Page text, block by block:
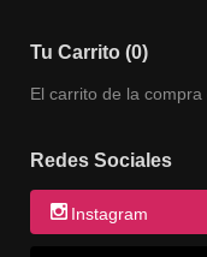
Tu Carrito (0)
El carrito de la compra
Redes Sociales
Instagram